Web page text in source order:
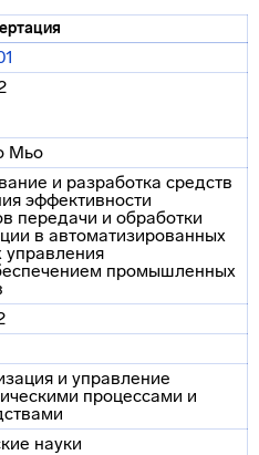
Мьо
и разработка средств
эффективности
передачи и обработки
в автоматизированных
управления
промышленных
и управление
процессами и
науки